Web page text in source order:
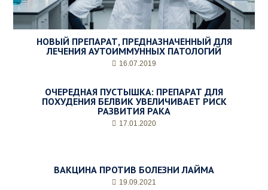
НОВЫЙ ПРЕПАРАТ, ПРЕДНАЗНАЧЕННЫЙ ДЛЯ
ЛЕЧЕНИЯ АУТОИММУННЫХ ПАТОЛОГИЙ
16.07.2019
ОЧЕРЕДНАЯ ПУСТЫШКА: ПРЕПАРАТ ДЛЯ
ПОХУДЕНИЯ БЕЛВИК УВЕЛИЧИВАЕТ РИСК
РАЗВИТИЯ РАКА
17.01.2020
ВАКЦИНА ПРОТИВ БОЛЕЗНИ ЛАЙМА
19.09.2021